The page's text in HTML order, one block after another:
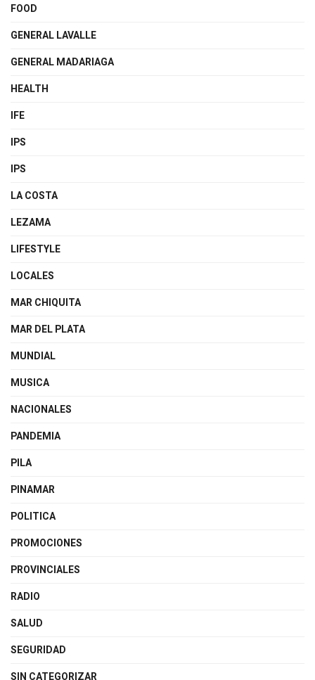
FOOD
GENERAL LAVALLE
GENERAL MADARIAGA
HEALTH
IFE
IPS
IPS
LA COSTA
LEZAMA
LIFESTYLE
LOCALES
MAR CHIQUITA
MAR DEL PLATA
MUNDIAL
MUSICA
NACIONALES
PANDEMIA
PILA
PINAMAR
POLITICA
PROMOCIONES
PROVINCIALES
RADIO
SALUD
SEGURIDAD
SIN CATEGORIZAR